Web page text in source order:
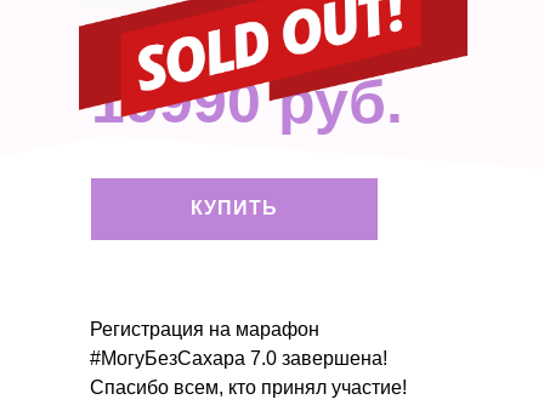
КУПИТЬ
19990 руб.
Регистрация на марафон
#МогуБезСахара 7.0 завершена!
Спасибо всем, кто принял участие!